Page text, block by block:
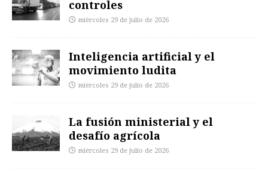
controles
miércoles 29 de julio de 2026
Inteligencia artificial y el
movimiento ludita
miércoles 29 de julio de 2026
La fusión ministerial y el
desafío agrícola
miércoles 29 de julio de 2026